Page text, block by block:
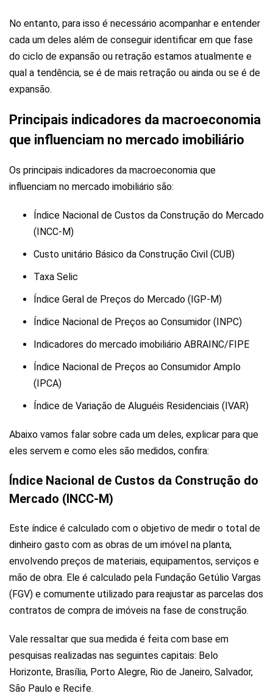
No entanto, para isso é necessário acompanhar e entender
cada um deles além de conseguir identificar em que fase
do ciclo de expansão ou retração estamos atualmente e
qual a tendência, se é de mais retração ou ainda ou se é de
expansão.
Principais indicadores da macroeconomia
que influenciam no mercado imobiliário
Os principais indicadores da macroeconomia que
influenciam no mercado imobiliário são:
Índice Nacional de Custos da Construção do Mercado
(INCC-M)
Custo unitário Básico da Construção Civil (CUB)
Taxa Selic
Índice Geral de Preços do Mercado (IGP-M)
Índice Nacional de Preços ao Consumidor (INPC)
Indicadores do mercado imobiliário ABRAINC/FIPE
Índice Nacional de Preços ao Consumidor Amplo
(IPCA)
Índice de Variação de Aluguéis Residenciais (IVAR)
Abaixo vamos falar sobre cada um deles, explicar para que
eles servem e como eles são medidos, confira:
Índice Nacional de Custos da Construção do
Mercado (INCC-M)
Este índice é calculado com o objetivo de medir o total de
dinheiro gasto com as obras de um imóvel na planta,
envolvendo preços de materiais, equipamentos, serviços e
mão de obra. Ele é calculado pela Fundação Getúlio Vargas
(FGV) e comumente utilizado para reajustar as parcelas dos
contratos de compra de imóveis na fase de construção.
Vale ressaltar que sua medida é feita com base em
pesquisas realizadas nas seguintes capitais: Belo
Horizonte, Brasília, Porto Alegre, Rio de Janeiro, Salvador,
São Paulo e Recife.